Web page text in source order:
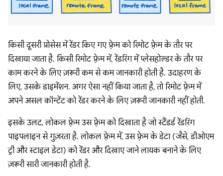
किसी दूसरी प्रोसेस में रेंडर किए गए फ़्रेम को रिमोट फ़्रेम के तौर पर
दिखाया जाता है. किसी रिमोट फ़्रेम में, रेंडरिंग में प्लेसहोल्डर के तौर पर
काम करने के लिए ज़रूरी कम से कम जानकारी होती है. उदाहरण के
लिए, उसके डाइमेंशन. अगर ऐसा नहीं किया जाता है, तो रिमोट फ़्रेम में
अपने असल कॉन्टेंट को रेंडर करने के लिए ज़रूरी जानकारी नहीं होती.
इसके उलट, लोकल फ़्रेम उस फ़्रेम को दिखाता है जो स्टैंडर्ड रेंडरिंग
पाइपलाइन से गुज़रता है. लोकल फ़्रेम में, उस फ़्रेम के डेटा (जैसे, डीओएम
ट्री और स्टाइल डेटा) को रेंडर और दिखाए जाने लायक बनाने के लिए
ज़रूरी सारी जानकारी होती है.